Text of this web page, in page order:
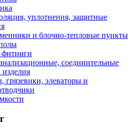
уплотнения, защитные
и блочно-тепловые пункты
соединительные
изделия
грязевики, элеваторы и